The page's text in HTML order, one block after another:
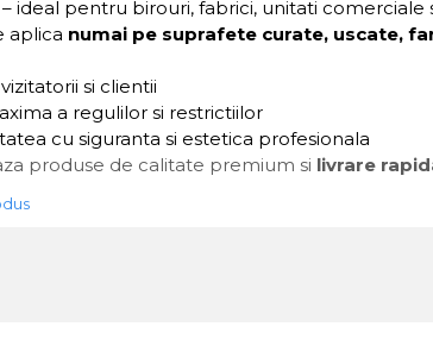
– ideal pentru birouri, fabrici, unitati comerciale
aplica numai pe suprafete curate, uscate,
si clientii
a regulilor si restrictiilor
cu siguranta si estetica profesionala
produse de calitate premium si livrare